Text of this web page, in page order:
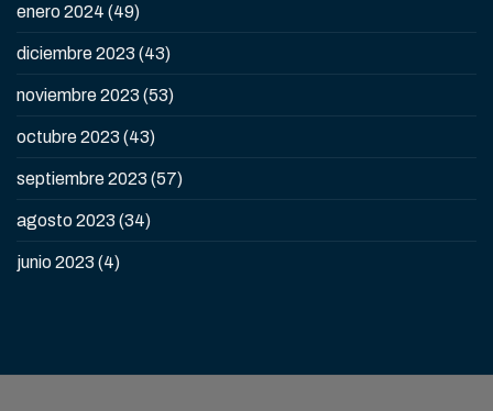
enero 2024 (49)
diciembre 2023 (43)
noviembre 2023 (53)
octubre 2023 (43)
septiembre 2023 (57)
agosto 2023 (34)
junio 2023 (4)